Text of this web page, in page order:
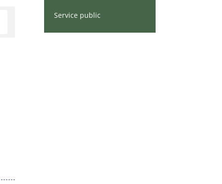
Service public